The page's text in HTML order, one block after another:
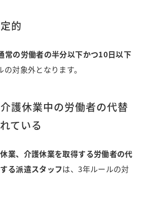
的
常の労働者の半分以下かつ10日以下
対象外となります。
護休業中の労働者の代替
ている
業、介護休業を取得する労働者の代
る派遣スタッフは、3年ルールの対